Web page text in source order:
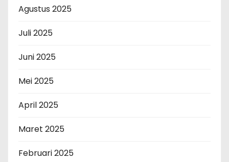
Agustus 2025
Juli 2025
Juni 2025
Mei 2025
April 2025
Maret 2025
Februari 2025